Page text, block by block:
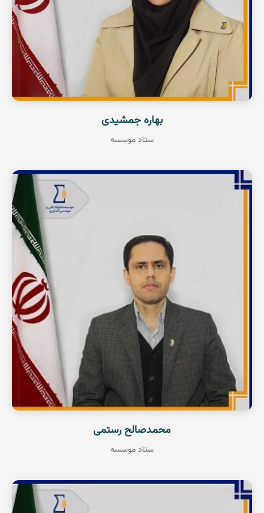
بهاره جمشیدی
ستاد موسسه
مشاهده رزومه
محمدصالح رستمی
ستاد موسسه